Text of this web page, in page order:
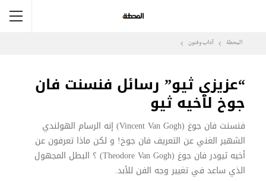
المحطة آداب وفنون
“عزيزي ثيو” رسائل فنسنت فان
جوخ لأخيه ثيو
فنسنت فان جوغ (Vincent Van Gogh) إنه الرسام الهولندي
الشهير الغني عن التعريف فان جوخ! و لكن ماذا تعرفون عن
أخيه ثيودر فان جوغ (Theodore Van Gogh) ؟ البطل المجهول
الذي ساعد في تغيير وجه الفن للأبد.